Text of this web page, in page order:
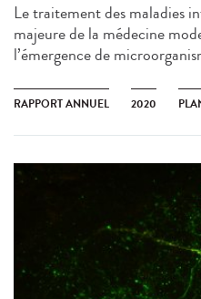
Le traitement des maladies
majeure de la médecine
l’émergence de
RAPPORT ANNUEL 2020